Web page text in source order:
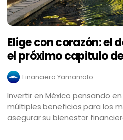
Elige con corazón: el
el próximo capitulo
Financiera Yamamoto
Invertir en México pensando
múltiples beneficios para los
asegurar su bienestar